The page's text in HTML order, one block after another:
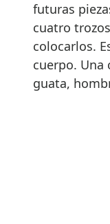
futuras
cuatro
colocarlos.
cuerpo. Una
guata,